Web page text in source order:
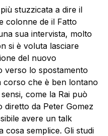
stuzzicata a dire il
colonne de il Fatto
sua intervista, molto
si è voluta lasciare
del nuovo
verso lo spostamento
corso che è ben lontano
come la Rai può
diretto da Peter Gomez
avere un talk
cosa semplice. Gli studi